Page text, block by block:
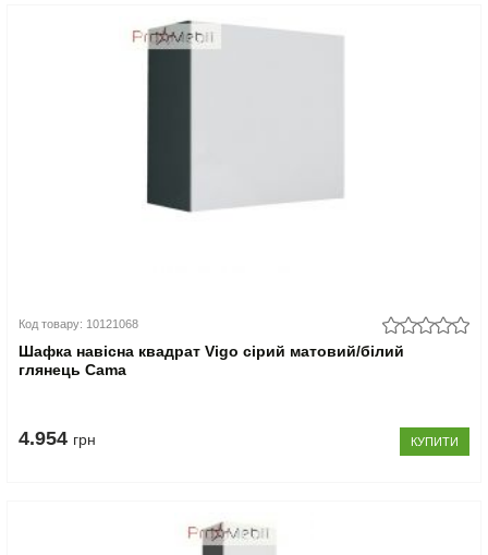
Код товару: 10121068
Шафка навісна квадрат Vigo сірий матовий/білий
глянець Cama
4.954 грн КУПИТИ